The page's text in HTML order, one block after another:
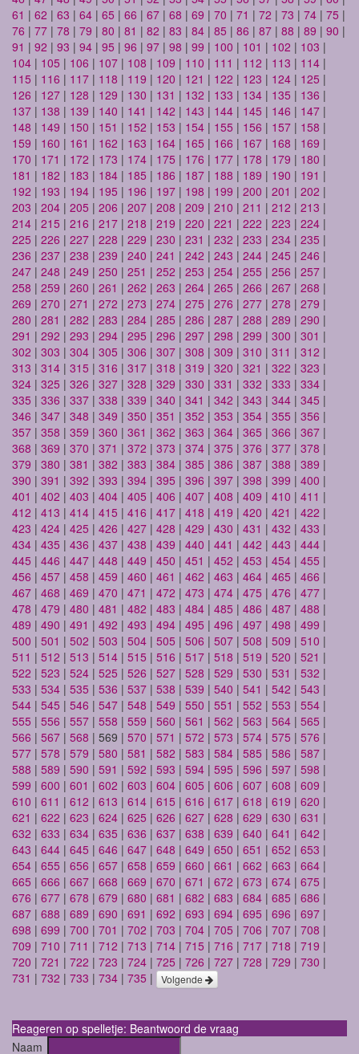
61 | 62 | 63 | 64 | 65 | 66 | 67 | 68 | 69 | 70 | 71 | 72 | 73 | 74 | 75 |
76 | 77 | 78 | 79 | 80 | 81 | 82 | 83 | 84 | 85 | 86 | 87 | 88 | 89 | 90 |
91 | 92 | 93 | 94 | 95 | 96 | 97 | 98 | 99 | 100 | 101 | 102 | 103 |
104 | 105 | 106 | 107 | 108 | 109 | 110 | 111 | 112 | 113 | 114 |
115 | 116 | 117 | 118 | 119 | 120 | 121 | 122 | 123 | 124 | 125 |
126 | 127 | 128 | 129 | 130 | 131 | 132 | 133 | 134 | 135 | 136 |
137 | 138 | 139 | 140 | 141 | 142 | 143 | 144 | 145 | 146 | 147 |
148 | 149 | 150 | 151 | 152 | 153 | 154 | 155 | 156 | 157 | 158 |
159 | 160 | 161 | 162 | 163 | 164 | 165 | 166 | 167 | 168 | 169 |
170 | 171 | 172 | 173 | 174 | 175 | 176 | 177 | 178 | 179 | 180 |
181 | 182 | 183 | 184 | 185 | 186 | 187 | 188 | 189 | 190 | 191 |
192 | 193 | 194 | 195 | 196 | 197 | 198 | 199 | 200 | 201 | 202 |
203 | 204 | 205 | 206 | 207 | 208 | 209 | 210 | 211 | 212 | 213 |
214 | 215 | 216 | 217 | 218 | 219 | 220 | 221 | 222 | 223 | 224 |
225 | 226 | 227 | 228 | 229 | 230 | 231 | 232 | 233 | 234 | 235 |
236 | 237 | 238 | 239 | 240 | 241 | 242 | 243 | 244 | 245 | 246 |
247 | 248 | 249 | 250 | 251 | 252 | 253 | 254 | 255 | 256 | 257 |
258 | 259 | 260 | 261 | 262 | 263 | 264 | 265 | 266 | 267 | 268 |
269 | 270 | 271 | 272 | 273 | 274 | 275 | 276 | 277 | 278 | 279 |
280 | 281 | 282 | 283 | 284 | 285 | 286 | 287 | 288 | 289 | 290 |
291 | 292 | 293 | 294 | 295 | 296 | 297 | 298 | 299 | 300 | 301 |
302 | 303 | 304 | 305 | 306 | 307 | 308 | 309 | 310 | 311 | 312 |
313 | 314 | 315 | 316 | 317 | 318 | 319 | 320 | 321 | 322 | 323 |
324 | 325 | 326 | 327 | 328 | 329 | 330 | 331 | 332 | 333 | 334 |
335 | 336 | 337 | 338 | 339 | 340 | 341 | 342 | 343 | 344 | 345 |
346 | 347 | 348 | 349 | 350 | 351 | 352 | 353 | 354 | 355 | 356 |
357 | 358 | 359 | 360 | 361 | 362 | 363 | 364 | 365 | 366 | 367 |
368 | 369 | 370 | 371 | 372 | 373 | 374 | 375 | 376 | 377 | 378 |
379 | 380 | 381 | 382 | 383 | 384 | 385 | 386 | 387 | 388 | 389 |
390 | 391 | 392 | 393 | 394 | 395 | 396 | 397 | 398 | 399 | 400 |
401 | 402 | 403 | 404 | 405 | 406 | 407 | 408 | 409 | 410 | 411 |
412 | 413 | 414 | 415 | 416 | 417 | 418 | 419 | 420 | 421 | 422 |
423 | 424 | 425 | 426 | 427 | 428 | 429 | 430 | 431 | 432 | 433 |
434 | 435 | 436 | 437 | 438 | 439 | 440 | 441 | 442 | 443 | 444 |
445 | 446 | 447 | 448 | 449 | 450 | 451 | 452 | 453 | 454 | 455 |
456 | 457 | 458 | 459 | 460 | 461 | 462 | 463 | 464 | 465 | 466 |
467 | 468 | 469 | 470 | 471 | 472 | 473 | 474 | 475 | 476 | 477 |
478 | 479 | 480 | 481 | 482 | 483 | 484 | 485 | 486 | 487 | 488 |
489 | 490 | 491 | 492 | 493 | 494 | 495 | 496 | 497 | 498 | 499 |
500 | 501 | 502 | 503 | 504 | 505 | 506 | 507 | 508 | 509 | 510 |
511 | 512 | 513 | 514 | 515 | 516 | 517 | 518 | 519 | 520 | 521 |
522 | 523 | 524 | 525 | 526 | 527 | 528 | 529 | 530 | 531 | 532 |
533 | 534 | 535 | 536 | 537 | 538 | 539 | 540 | 541 | 542 | 543 |
544 | 545 | 546 | 547 | 548 | 549 | 550 | 551 | 552 | 553 | 554 |
555 | 556 | 557 | 558 | 559 | 560 | 561 | 562 | 563 | 564 | 565 |
566 | 567 | 568 | 569 | 570 | 571 | 572 | 573 | 574 | 575 | 576 |
577 | 578 | 579 | 580 | 581 | 582 | 583 | 584 | 585 | 586 | 587 |
588 | 589 | 590 | 591 | 592 | 593 | 594 | 595 | 596 | 597 | 598 |
599 | 600 | 601 | 602 | 603 | 604 | 605 | 606 | 607 | 608 | 609 |
610 | 611 | 612 | 613 | 614 | 615 | 616 | 617 | 618 | 619 | 620 |
621 | 622 | 623 | 624 | 625 | 626 | 627 | 628 | 629 | 630 | 631 |
632 | 633 | 634 | 635 | 636 | 637 | 638 | 639 | 640 | 641 | 642 |
643 | 644 | 645 | 646 | 647 | 648 | 649 | 650 | 651 | 652 | 653 |
654 | 655 | 656 | 657 | 658 | 659 | 660 | 661 | 662 | 663 | 664 |
665 | 666 | 667 | 668 | 669 | 670 | 671 | 672 | 673 | 674 | 675 |
676 | 677 | 678 | 679 | 680 | 681 | 682 | 683 | 684 | 685 | 686 |
687 | 688 | 689 | 690 | 691 | 692 | 693 | 694 | 695 | 696 | 697 |
698 | 699 | 700 | 701 | 702 | 703 | 704 | 705 | 706 | 707 | 708 |
709 | 710 | 711 | 712 | 713 | 714 | 715 | 716 | 717 | 718 | 719 |
720 | 721 | 722 | 723 | 724 | 725 | 726 | 727 | 728 | 729 | 730 |
731 | 732 | 733 | 734 | 735 | Volgende
Reageren op spelletje: Beantwoord de vraag
Naam